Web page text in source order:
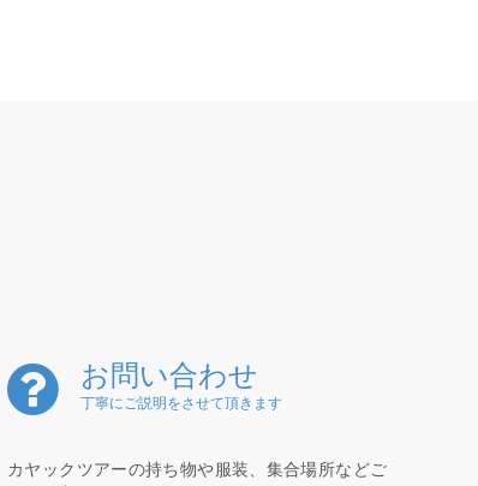
お問い合わせ
丁寧にご説明をさせて頂きます
カヤックツアーの持ち物や服装、集合場所などご